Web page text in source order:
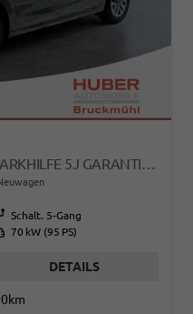
ESSENCE 1,0 TSI KLIMA EINPARKHILFE 5J GARANTIE LED SCHEINWERFER BLUETOOTH
Schalt. 5-Gang
70 kW (95 PS)
DETAILS